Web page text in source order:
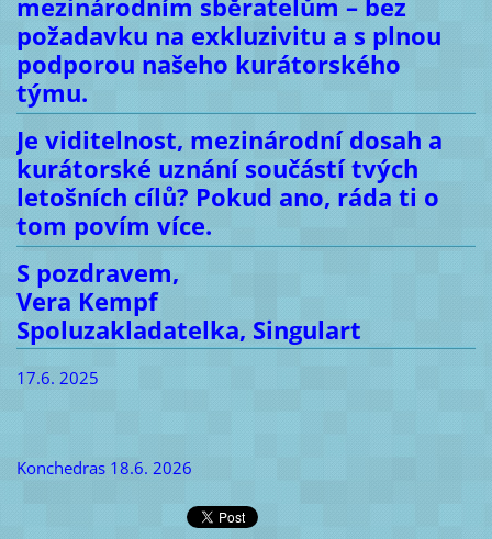
mezinárodním sběratelům – bez
požadavku na exkluzivitu a s plnou
podporou našeho kurátorského
týmu.
Je viditelnost, mezinárodní dosah a
kurátorské uznání součástí tvých
letošních cílů? Pokud ano, ráda ti o
tom povím více.
S pozdravem,
Vera Kempf
Spoluzakladatelka, Singulart
17.6. 2025
Konchedras 18.6. 2026